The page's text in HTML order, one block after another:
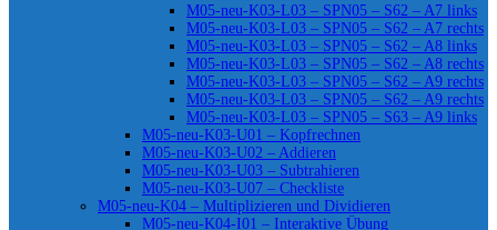
M05-neu-K03-L03 – SPN05 – S62 – A7 links
M05-neu-K03-L03 – SPN05 – S62 – A7 rechts
M05-neu-K03-L03 – SPN05 – S62 – A8 links
M05-neu-K03-L03 – SPN05 – S62 – A8 rechts
M05-neu-K03-L03 – SPN05 – S62 – A9 rechts
M05-neu-K03-L03 – SPN05 – S62 – A9 rechts
M05-neu-K03-L03 – SPN05 – S63 – A9 links
M05-neu-K03-U01 – Kopfrechnen
M05-neu-K03-U02 – Addieren
M05-neu-K03-U03 – Subtrahieren
M05-neu-K03-U07 – Checkliste
M05-neu-K04 – Multiplizieren und Dividieren
M05-neu-K04-I01 – Interaktive Übung